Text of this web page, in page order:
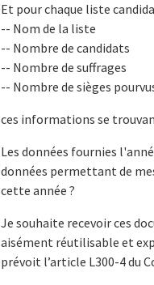
Et pour chaque liste
-- Nom de la liste
-- Nombre de candidats
-- Nombre de suffrages
-- Nombre de sièges
ces informations se
Les données fournies
données permettant de
cette année ?
Je souhaite recevoir ces
aisément réutilisable et
prévoit l’article L300-4 du